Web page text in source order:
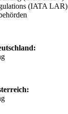
(IATA LAR)